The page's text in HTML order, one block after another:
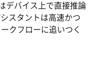
デバイス上で直接推論
スタントは高速かつ
クフローに追いつく